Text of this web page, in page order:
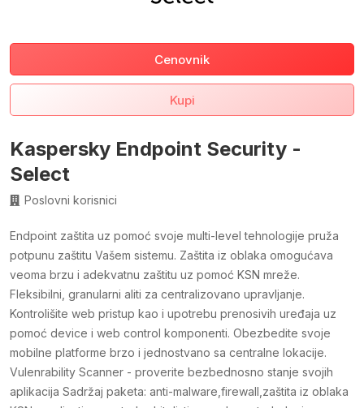
Cenovnik
Kupi
Kaspersky Endpoint Security -
Select
Poslovni korisnici
Endpoint zaštita uz pomoć svoje multi-level tehnologije pruža
potpunu zaštitu Vašem sistemu. Zaštita iz oblaka omogućava
veoma brzu i adekvatnu zaštitu uz pomoć KSN mreže.
Fleksibilni, granularni aliti za centralizovano upravljanje.
Kontrolišite web pristup kao i upotrebu prenosivih uređaja uz
pomoć device i web control komponenti. Obezbedite svoje
mobilne platforme brzo i jednostvano sa centralne lokacije.
Vulenrability Scanner - proverite bezbednosno stanje svojih
aplikacija Sadržaj paketa: anti-malware,firewall,zaštita iz oblaka